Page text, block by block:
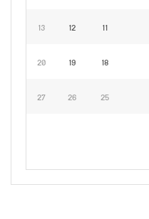
11
12
13
18
19
20
25
26
27